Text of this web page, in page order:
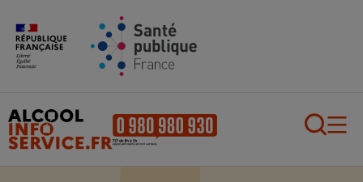
Aller au contenu principal